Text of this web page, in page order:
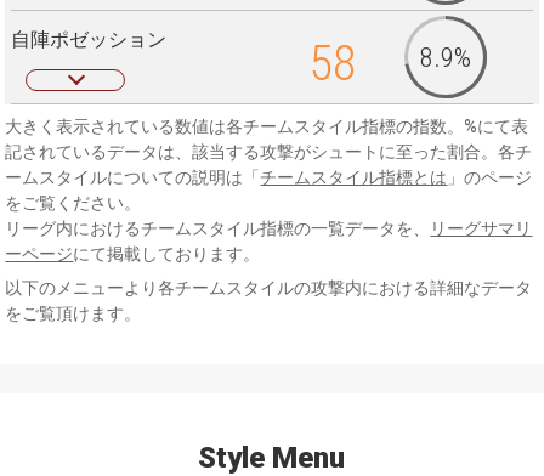
自陣ポゼッション 58 8.9%
大きく表示されている数値は各チームスタイル指標の指数。%にて表
記されているデータは、該当する攻撃がシュートに至った割合。各チ
ームスタイルについての説明は「 チームスタイル指標とは 」のページ
をご覧ください。
リーグ内におけるチームスタイル指標の一覧データを、
リーグサマリ
ーページにて掲載しております。
以下のメニューより各チームスタイルの攻撃内における詳細なデータ
をご覧頂けます。
Style Menu